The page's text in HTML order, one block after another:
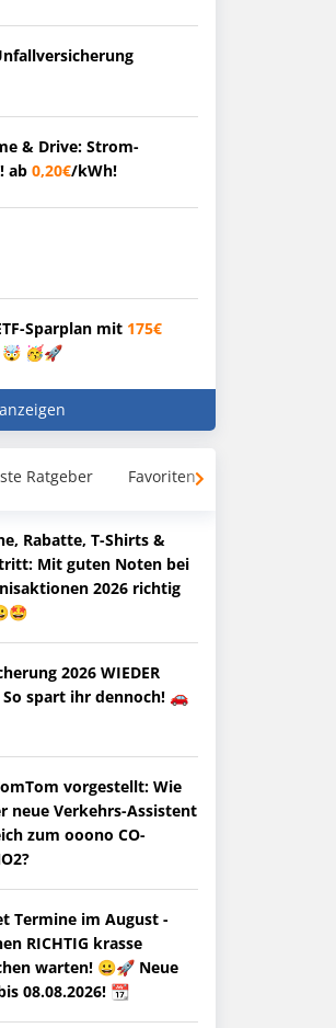
& Drive: Strom-
ab 0,20€/kWh!
Sparplan mit 175€
🤯 🥳🚀
Ratgeber Favoriten
Rabatte, T-Shirts &
Mit guten Noten bei
2026 richtig
2026 WIEDER
spart ihr dennoch! 🚗
vorgestellt: Wie
neue Verkehrs-Assistent
zum ooono CO-
Termine im August -
RICHTIG krasse
warten! 😀🚀 Neue
08.08.2026! 📆